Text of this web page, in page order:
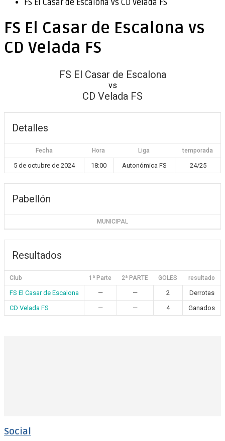
FS El Casar de Escalona vs CD Velada FS
FS El Casar de Escalona vs
CD Velada FS
FS El Casar de Escalona
vs
CD Velada FS
Detalles
Fecha Hora Liga temporada
5 de octubre de 2024 18:00 Autonómica FS 24/25
Pabellón
MUNICIPAL
Resultados
Club 1ª Parte 2ª PARTE GOLES resultado
FS El Casar de Escalona — — 2
Derrotas
CD Velada FS
— — 4 Ganados
Social